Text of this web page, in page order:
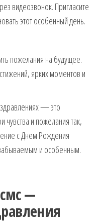
видеозвонок. Пригласите
этот особенный день.
пожелания на будущее.
ярких моментов и
— это
чувства и пожелания так,
с Днем Рождения
и особенным.
—